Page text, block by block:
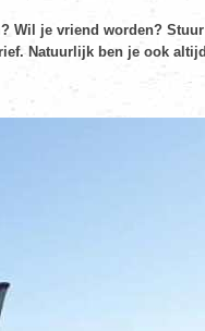
Wil je vriend worden?
Natuurlijk ben je ook